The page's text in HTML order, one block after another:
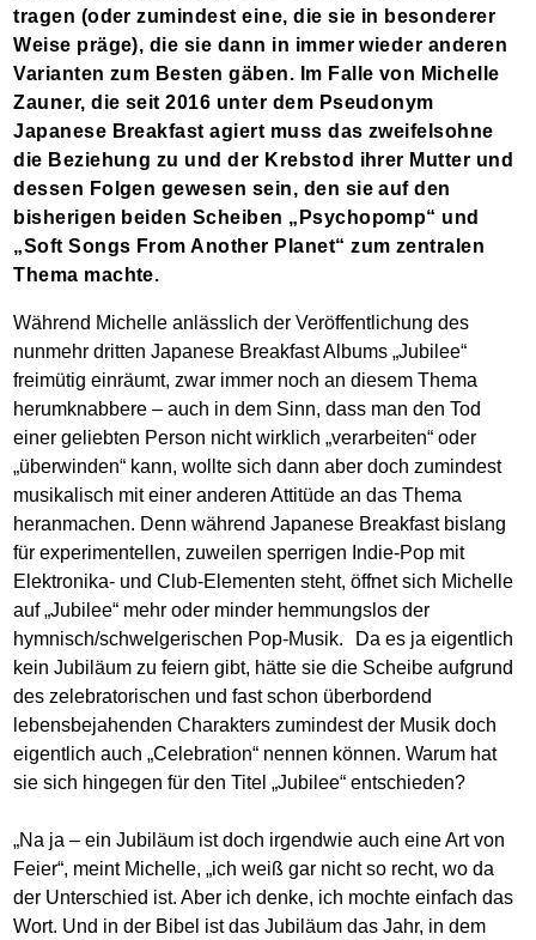
tragen (oder zumindest eine, die sie in besonderer
Weise präge), die sie dann in immer wieder anderen
Varianten zum Besten gäben. Im Falle von Michelle
Zauner, die seit 2016 unter dem Pseudonym
Japanese Breakfast agiert muss das zweifelsohne
die Beziehung zu und der Krebstod ihrer Mutter und
dessen Folgen gewesen sein, den sie auf den
bisherigen beiden Scheiben „Psychopomp“ und
„Soft Songs From Another Planet“ zum zentralen
Thema machte.
Während Michelle anlässlich der Veröffentlichung des
nunmehr dritten Japanese Breakfast Albums „Jubilee“
freimütig einräumt, zwar immer noch an diesem Thema
herumknabbere – auch in dem Sinn, dass man den Tod
einer geliebten Person nicht wirklich „verarbeiten“ oder
„überwinden“ kann, wollte sich dann aber doch zumindest
musikalisch mit einer anderen Attitüde an das Thema
heranmachen. Denn während Japanese Breakfast bislang
für experimentellen, zuweilen sperrigen Indie-Pop mit
Elektronika- und Club-Elementen steht, öffnet sich Michelle
auf „Jubilee“ mehr oder minder hemmungslos der
hymnisch/schwelgerischen Pop-Musik. Da es ja eigentlich
kein Jubiläum zu feiern gibt, hätte sie die Scheibe aufgrund
des zelebratorischen und fast schon überbordend
lebensbejahenden Charakters zumindest der Musik doch
eigentlich auch „Celebration“ nennen können. Warum hat
sie sich hingegen für den Titel „Jubilee“ entschieden?
„Na ja – ein Jubiläum ist doch irgendwie auch eine Art von
Feier“, meint Michelle, „ich weiß gar nicht so recht, wo da
der Unterschied ist. Aber ich denke, ich mochte einfach das
Wort. Und in der Bibel ist das Jubiläum das Jahr, in dem